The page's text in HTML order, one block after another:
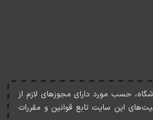
حسب مورد دارای مجوزهای لازم از
اين سايت تابع قوانين و مقررات